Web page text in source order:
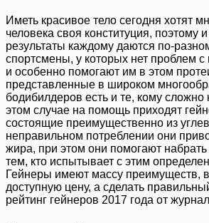
Иметь красивое тело сегодня хотят
человека своя конституция, поэтому
результаты каждому даются по-
спортсмены, у которых нет проблем
и особенно помогают им в этом
представленные в широком
бодибилдеров есть и те, кому сложно
этом случае на помощь приходят
состоящие преимущественно из
неправильном потреблении они
жира, при этом они помогают
тем, кто испытывает с этим
Гейнеры имеют массу преимуществ,
доступную цену, а сделать
рейтинг гейнеров 2017 года от